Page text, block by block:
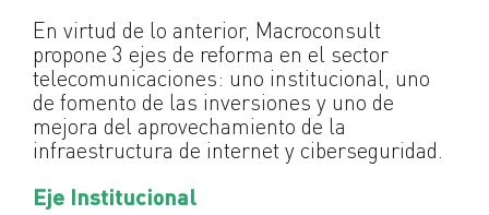
En virtud de lo anterior, Macroconsult
propone 3 ejes de reforma en el sector
telecomunicaciones: uno institucional, uno
de fomento de las inversiones y uno de
mejora del aprovechamiento de la
infraestructura de internet y ciberseguridad.
Eje Institucional